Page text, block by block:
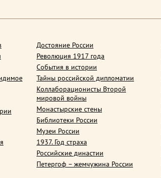
Достояние России
Революция 1917 года
События в истории
Тайны российской дипломатии
Коллаборационисты Второй
мировой войны
Монастырские стены
Библиотеки России
Музеи России
1937. Год страха
Российские династии
Петергоф – жемчужина России